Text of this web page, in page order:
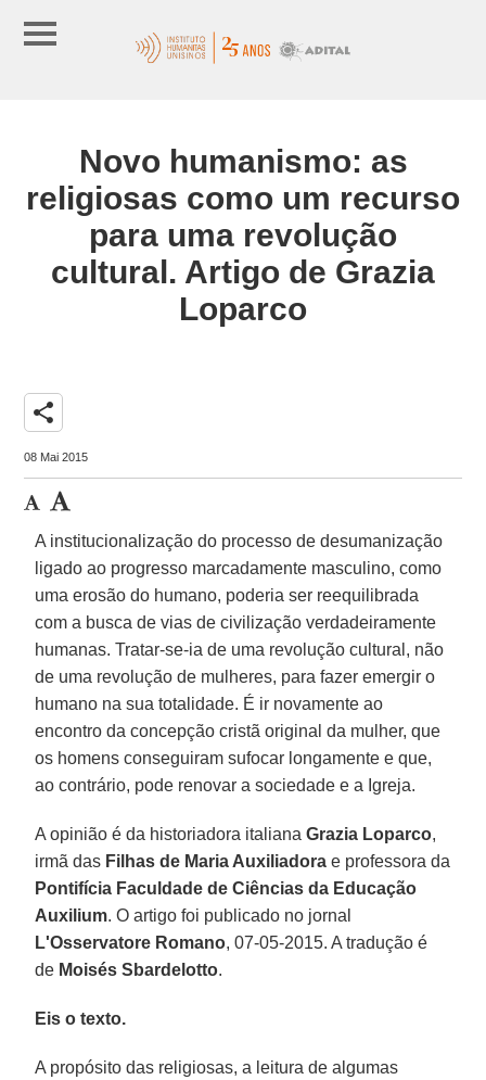
Novo humanismo: as
religiosas como um recurso
para uma revolução
cultural. Artigo de Grazia
Loparco
share
08 Mai 2015
A institucionalização do processo de desumanização
ligado ao progresso marcadamente masculino, como
uma erosão do humano, poderia ser reequilibrada
com a busca de vias de civilização verdadeiramente
humanas. Tratar-se-ia de uma revolução cultural, não
de uma revolução de mulheres, para fazer emergir o
humano na sua totalidade. É ir novamente ao
encontro da concepção cristã original da mulher, que
os homens conseguiram sufocar longamente e que,
ao contrário, pode renovar a sociedade e a Igreja.
A opinião é da historiadora italianaGrazia Loparco,
irmã das Filhas de Maria Auxiliadora e professora da
Pontifícia Faculdade de Ciências da Educação
Auxilium. O artigo foi publicado no jornal
L'Osservatore Romano, 07-05-2015. A tradução é
de Moisés Sbardelotto.
Eis o texto.
A propósito das religiosas, a leitura de algumas